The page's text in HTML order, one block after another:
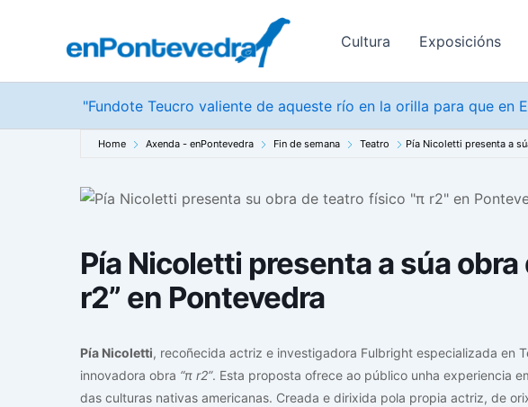
Cultura Exposicións
"Fundote Teucro valiente de aqueste río en la orilla para que en
Home Axenda - enPontevedra Fin de semana Teatro Pía Nicoletti presenta a
Pía Nicoletti presenta a súa
r2” en Pontevedra
Pía Nicoletti, recoñecida actriz e investigadora Fulbright especializada en
innovadora obra “π r2”. Esta proposta ofrece ao público unha experiencia
das culturas nativas americanas. Creada e dirixida pola propia actriz, de